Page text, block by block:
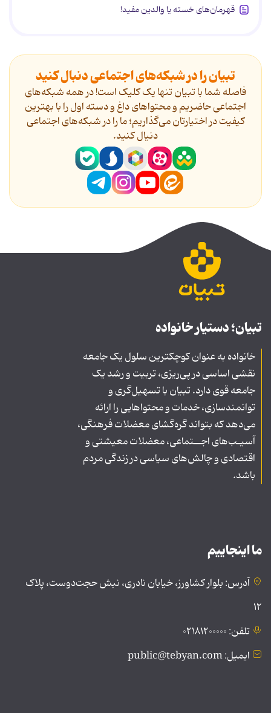
قهرمان‌های خسته یا والدین مفید!
تبیان را در شبکه‌های اجتماعی دنبال کنید
فاصله شما با تبیان تنها یک کلیک است! در همه شبکه‌های
اجتماعی حاضریم و محتواهای داغ و دسته اول را با بهترین
کیفیت در اختیارتان می‌گذاریم؛ ما را در شبکه‌های اجتماعی
دنیال کنید.
تبیان؛ دستیار خانواده
خانواده به عنوان کوچکترین سلول یک جامعه
نقشی اساسی در پی‌ریزی، تربیت و رشد یک
جامعه قوی دارد. تبیان با تسهیل‌گری و
توانمندسازی، خدمات و محتواهایی را ارائه
می‌دهد که بتواند گره‌گشای معضلات فرهنگی،
آسیـب‌های اجــتماعی، معضلات معیشتی و
اقتصادی و چالش‌های سیاسی در زندگی مردم
باشد.
ما اینجاییم
آدرس: بلوار کشاورز، خیابان نادری، نبش حجت‌دوست، پلاک
۱۲
تلفن: ۰۲۱۸۱۲۰۰۰۰۰
ایمیل: public@tebyan.com